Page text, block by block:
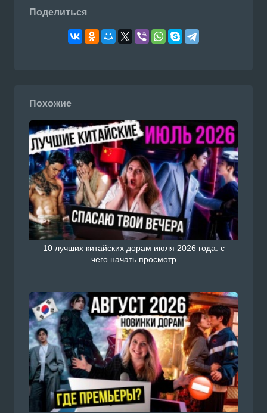
Поделиться
Похожие
10 лучших китайских дорам июля 2026 года: с
чего начать просмотр